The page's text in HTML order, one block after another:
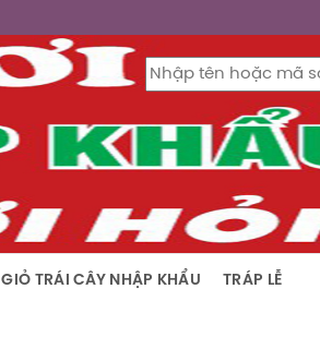
GIỎ TRÁI CÂY NHẬP KHẨU TRÁP LỄ